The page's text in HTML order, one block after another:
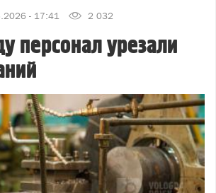
- 17:41 2 032
персонал урезали